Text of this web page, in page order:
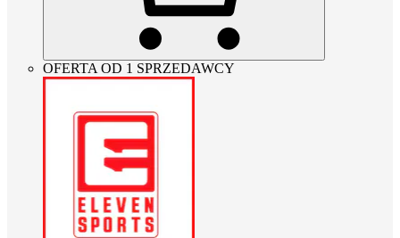
OFERTA OD 1 SPRZEDAWCY